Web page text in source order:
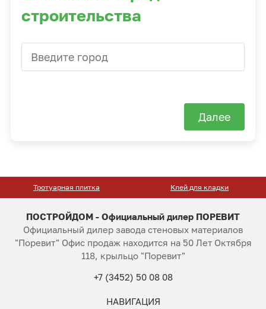
строительства
Далее
Тротуарная плитка Клей для кладки
ПОСТРОЙДОМ - Официальный дилер ПОРЕВИТ
Официальный дилер завода стеновых материалов
"Поревит" Офис продаж находится на 50 Лет Октября
118, крыльцо "Поревит"
+7 (3452) 50 08 08
НАВИГАЦИЯ